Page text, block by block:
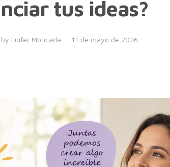
tus ideas?
Luifer Moncada — 11 de mayo de 2026